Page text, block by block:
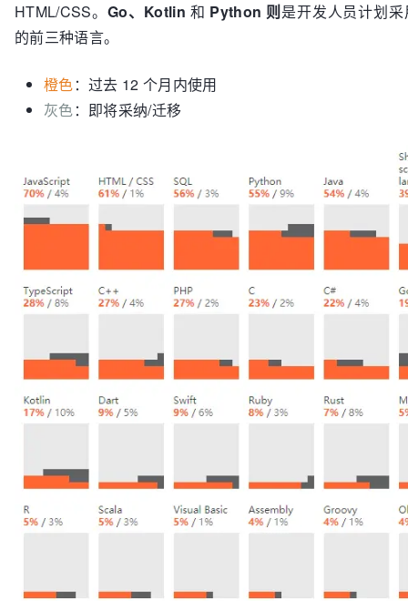
HTML/CSS。 Go、Kotlin 和 Python 则是开发人员计划
的前三种语言。
橙色：过去 12 个月内使用
灰色：即将采纳/迁移